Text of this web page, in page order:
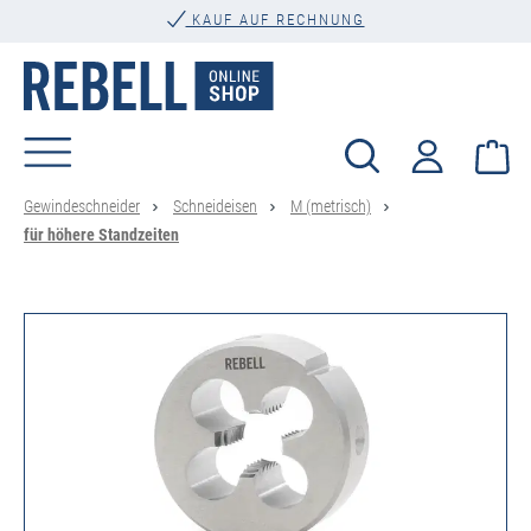
KAUF AUF RECHNUNG
Gewindeschneider Schneideisen
M (metrisch)
für höhere Standzeiten